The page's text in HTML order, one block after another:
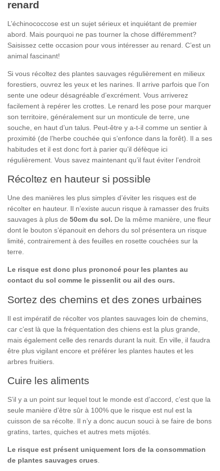
renard
L’échinococcose est un sujet sérieux et inquiétant de premier
abord. Mais pourquoi ne pas tourner la chose différemment?
Saisissez cette occasion pour vous intéresser au renard. C’est un
animal fascinant!
Si vous récoltez des plantes sauvages régulièrement en milieux
forestiers, ouvrez les yeux et les narines. Il arrive parfois que l’on
sente une odeur désagréable d’excrément. Vous arriverez
facilement à repérer les crottes. Le renard les pose pour marquer
son territoire, généralement sur un monticule de terre, une
souche, en haut d’un talus. Peut-être y a-t-il comme un sentier à
proximité (de l’herbe couchée qui s’enfonce dans la forêt). Il a ses
habitudes et il est donc fort à parier qu’il défèque ici
régulièrement. Vous savez maintenant qu’il faut éviter l’endroit
Récoltez en hauteur si possible
Une des manières les plus simples d’éviter les risques est de
récolter en hauteur. Il n’existe aucun risque à ramasser des fruits
sauvages à plus de 50cm du sol. De la même manière, une fleur
dont le bouton s’épanouit en dehors du sol présentera un risque
limité, contrairement à des feuilles en rosette couchées sur la
terre.
Le risque est donc plus prononcé pour les plantes au
contact du sol comme le pissenlit ou ail des ours.
Sortez des chemins et des zones urbaines
Il est impératif de récolter vos plantes sauvages loin de chemins,
car c’est là que la fréquentation des chiens est la plus grande,
mais également celle des renards durant la nuit. En ville, il faudra
être plus vigilant encore et préférer les plantes hautes et les
arbres fruitiers.
Cuire les aliments
S’il y a un point sur lequel tout le monde est d’accord, c’est que la
seule manière d’être sûr à 100% que le risque est nul est la
cuisson de sa récolte. Il n’y a donc aucun souci à se faire de bons
gratins, tartes, quiches et autres mets mijotés.
Le risque est présent uniquement lors de la consommation
de plantes sauvages crues